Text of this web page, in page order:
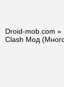
Droid-mob.com »
Clash Мод